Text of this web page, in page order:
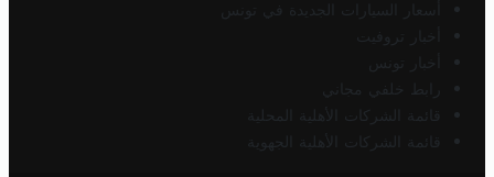
أسعار السيارات الجديدة في تونس
أخبار تروفيت
أخبار تونس
رابط خلفي مجاني
قائمة الشركات الأهلية المحلية
قائمة الشركات الأهلية الجهوية